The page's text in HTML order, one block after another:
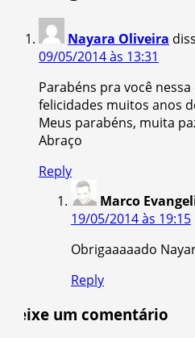
Nayara Oliveira
09/05/2014 às 13:31
Parabéns pra você
felicidades muitos anos
Meus parabéns, muita
Abraço
Reply
Marco
19/05/2014 às 19:15
Obrigaaaaado
Reply
Deixe um comentário